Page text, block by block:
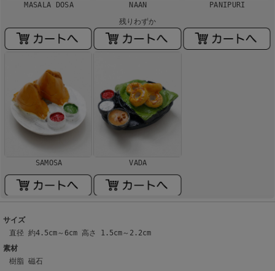
MASALA DOSA
NAAN
残りわずか
PANIPURI
SAMOSA VADA
サイズ
直径 約4.5cm～6cm 高さ 1.5cm～2.2cm
素材
樹脂 磁石